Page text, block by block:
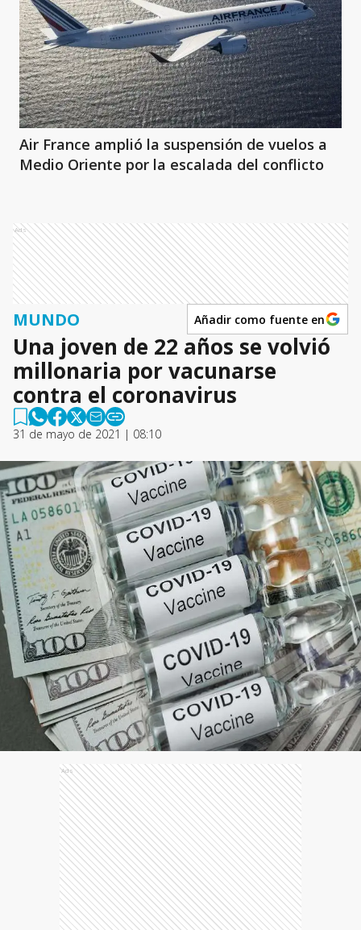
Air France amplió la suspensión de vuelos a
Medio Oriente por la escalada del conflicto
Ads
MUNDO Añadir como fuente en
Una joven de 22 años se volvió
millonaria por vacunarse
contra el coronavirus
31 de mayo de 2021 | 08:10
Ads